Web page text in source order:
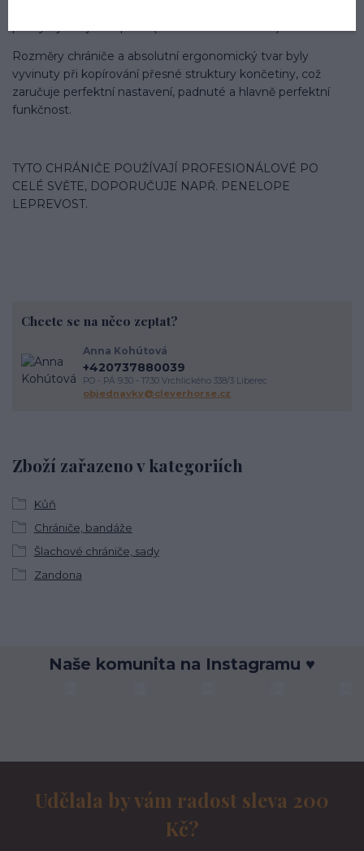
Rozměry chrániče a absolutní ergonomický tvar byly
vyvinuty při kopírování přesné struktury končetiny, což
zaručuje perfektní nastavení, padnuté a hlavně perfektní
funkčnost.
TYTO CHRÁNIČE POUŽÍVAJÍ PROFESIONÁLOVÉ PO
CELÉ SVĚTE, DOPORUČUJE NAPŘ. PENELOPE
LEPREVOST.
Zboží zařazeno v kategoriích
Kůň
Chrániče, bandáže
Šlachové chrániče, sady
Zandona
Chcete se na něco zeptat?
Anna Kohútová
+420737880039
PO - PÁ 9.30 - 17.30 Vrchlického 338/3 Liberec
objednavky@cleverhorse.cz
Naše komunita na Instagramu ♥
Udělala by vám radost sleva 200
Kč?